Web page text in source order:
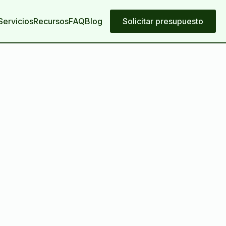
RecursosFAQBlog Solicitar presupuesto